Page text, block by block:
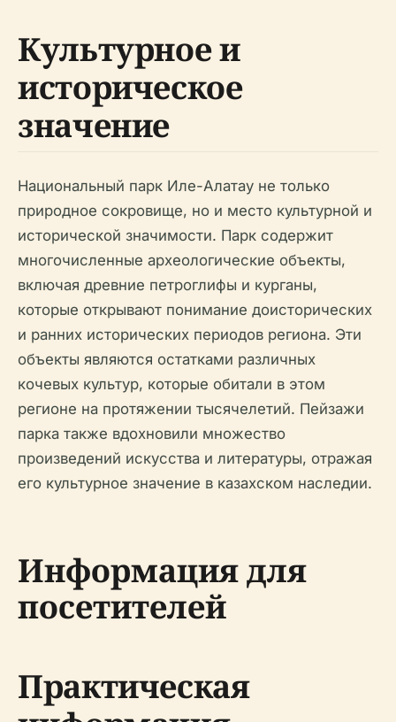
Культурное и
историческое
значение
Национальный парк Иле-Алатау не только
природное сокровище, но и место культурной и
исторической значимости. Парк содержит
многочисленные археологические объекты,
включая древние петроглифы и курганы,
которые открывают понимание доисторических
и ранних исторических периодов региона. Эти
объекты являются остатками различных
кочевых культур, которые обитали в этом
регионе на протяжении тысячелетий. Пейзажи
парка также вдохновили множество
произведений искусства и литературы, отражая
его культурное значение в казахском наследии.
Информация для
посетителей
Практическая